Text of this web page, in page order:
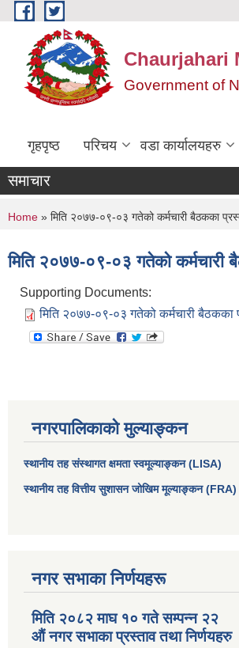
Skip to main content
Chaurjahari
Government of
गृहपृष्ठ परिचय वडा कार्यालयहरु
समाचार
You are here
Home » मिति २०७७-०९-०३ गतेको कर्मचारी बैठकका
मिति २०७७-०९-०३ गतेको कर्मचारी
Supporting Documents:
मिति २०७७-०९-०३ गतेको कर्मचारी बैठकका
नगरपालिकाको मुल्याङ्कन
स्थानीय तह संस्थागत क्षमता स्वमूल्याङ्कन (LISA)
स्थानीय तह वित्तीय सुशासन जोखिम मूल्याङ्कन (FRA)
नगर सभाका निर्णयहरू
मिति २०८२ माघ १० गते सम्पन्न २२
औं नगर सभाका प्रस्ताव तथा निर्णयहरु